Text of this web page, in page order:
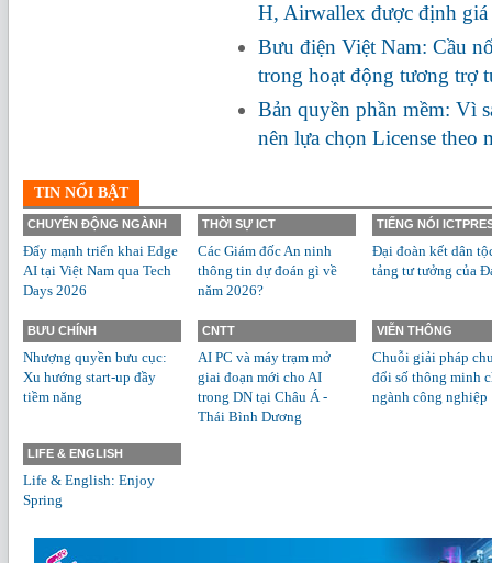
H, Airwallex được định
Bưu điện Việt Nam: Cầu
trong hoạt động tương trợ
Bản quyền phần mềm: Vì
nên lựa chọn License theo
TIN NỔI BẬT
CHUYỂN ĐỘNG NGÀNH
Đẩy mạnh triển khai Edge
AI tại Việt Nam qua Tech
Days 2026
THỜI SỰ ICT
Các Giám đốc An ninh
thông tin dự đoán gì về
năm 2026?
TIẾNG NÓI
Đại đoàn kết dân
tảng tư tưởng của
BƯU CHÍNH
Nhượng quyền bưu cục:
Xu hướng start-up đầy
tiềm năng
CNTT
AI PC và máy trạm mở
giai đoạn mới cho AI
trong DN tại Châu Á -
Thái Bình Dương
VIỄN THÔNG
Chuỗi giải pháp
đổi số thông minh
ngành công nghiệp
LIFE & ENGLISH
Life & English: Enjoy
Spring